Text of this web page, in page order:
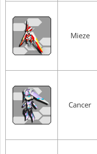
Mieze
Cancer